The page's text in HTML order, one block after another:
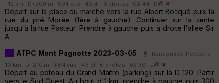
· 12 km · D+200 m · 594 vus · 40 dl · 6 photos · 02:44 · D@
Départ sur la place du marché vers la rue Albert Bocqué puis la
rue du pré Morée (1ère à gauche). Continuer sur la sente
jusqu'à la rue Pasteur. Prendre à gauche puis à droite l'allée Sir
A
ATPC Mont Pagnotte 2023-03-05
Randonnée Pédestre ·
10 km · D+210 m · 864 vus · 46 dl · 6 photos · 02:30 · D@
Départ au poteau du Grand Maître (parking) sur la D 120. Partir
vers le Sud Ouest. Au bout d'1 km, prendre à gauche puis 300